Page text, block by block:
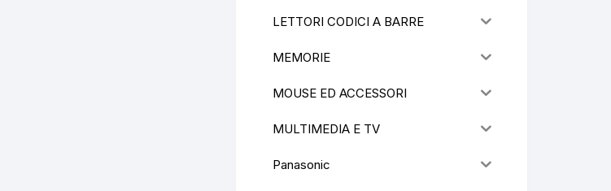
LETTORI CODICI A BARRE
MEMORIE
MOUSE ED ACCESSORI
MULTIMEDIA E TV
Panasonic